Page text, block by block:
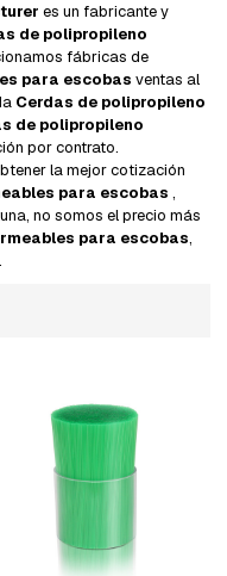
es un fabricante y
de polipropileno
fábricas de
para escobas ventas al
Cerdas de polipropileno
de polipropileno
por contrato.
la mejor cotización
para escobas ,
no somos el precio más
para escobas,